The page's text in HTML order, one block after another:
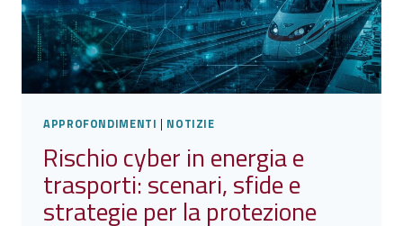
APPROFONDIMENTI | NOTIZIE
Rischio cyber in energia e
trasporti: scenari, sfide e
strategie per la protezione